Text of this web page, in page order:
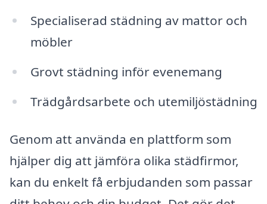
Specialiserad städning av mattor och
möbler
Grovt städning inför evenemang
Trädgårdsarbete och utemiljöstädning
Genom att använda en plattform som
hjälper dig att jämföra olika städfirmor,
kan du enkelt få erbjudanden som passar